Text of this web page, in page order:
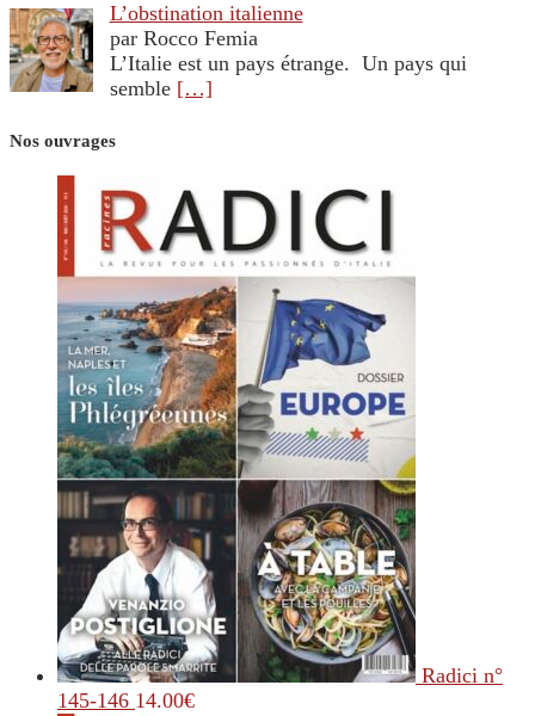
L’obstination italienne
par Rocco Femia
L’Italie est un pays étrange. Un pays qui
semble […]
Nos ouvrages
Radici n°
145-146 14.00€